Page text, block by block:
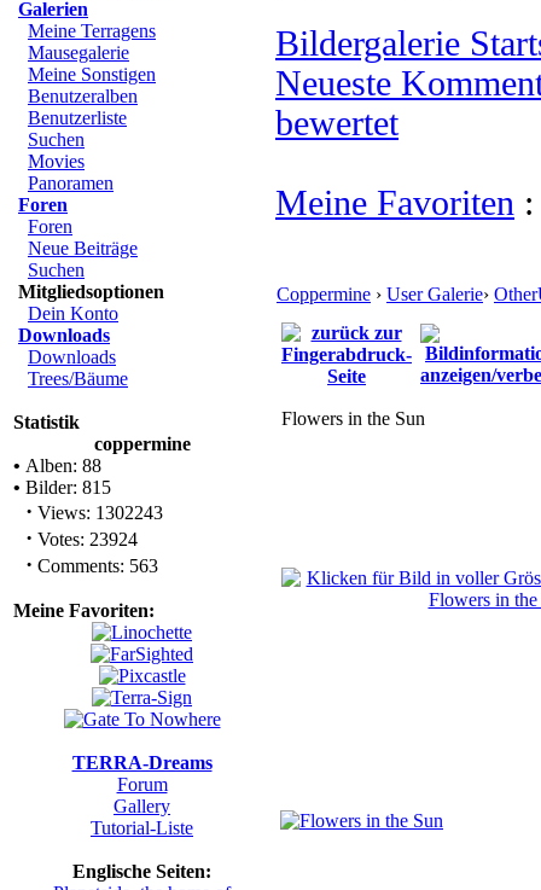
Galerien
Meine Terragens
Mausegalerie
Meine Sonstigen
Benutzeralben
Benutzerliste
Suchen
Movies
Panoramen
Foren
Foren
Neue Beiträge
Suchen
Mitgliedsoptionen
Dein Konto
Downloads
Downloads
Trees/Bäume
Statistik
coppermine
• Alben: 88
• Bilder: 815
· Views: 1302243
· Votes: 23924
· Comments: 563
Meine Favoriten:
TERRA-Dreams
Forum
Gallery
Tutorial-Liste
Englische Seiten:
Bildergalerie
Neueste
bewertet
Meine Favoriten
Coppermine › User Galerie›
Flowers in the Sun